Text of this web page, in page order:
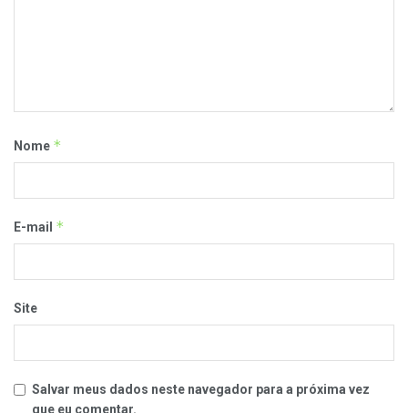
Nome *
E-mail *
Site
Salvar meus dados neste navegador para a próxima vez
que eu comentar.